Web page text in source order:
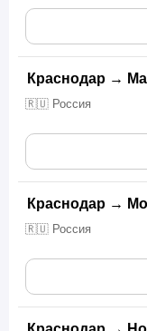
Краснодар →
🇷🇺 Россия
Краснодар →
🇷🇺 Россия